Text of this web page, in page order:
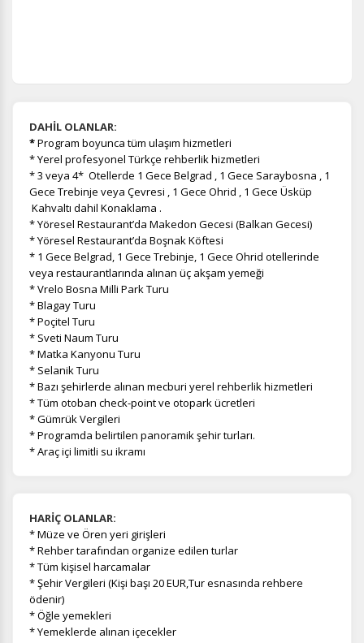
DAHİL OLANLAR:
*Program boyunca tüm ulaşım hizmetleri
* Yerel profesyonel Türkçe rehberlik hizmetleri
* 3 veya 4* Otellerde 1 Gece Belgrad , 1 Gece Saraybosna , 1
Gece Trebinje veya Çevresi , 1 Gece Ohrid , 1 Gece Üsküp
Kahvaltı dahil Konaklama .
* Yöresel Restaurant’da Makedon Gecesi (Balkan Gecesi)
* Yöresel Restaurant’da Boşnak Köftesi
* 1 Gece Belgrad, 1 Gece Trebinje, 1 Gece Ohrid otellerinde
veya restaurantlarında alınan üç akşam yemeği
* Vrelo Bosna Milli Park Turu
* Blagay Turu
* Poçitel Turu
* Sveti Naum Turu
* Matka Kanyonu Turu
* Selanik Turu
* Bazı şehirlerde alınan mecburi yerel rehberlik hizmetleri
* Tüm otoban check-point ve otopark ücretleri
* Gümrük Vergileri
* Programda belirtilen panoramik şehir turları.
* Araç içi limitli su ikramı
HARİÇ OLANLAR:
*Müze ve Ören yeri girişleri
* Rehber tarafından organize edilen turlar
* Tüm kişisel harcamalar
* Şehir Vergileri (Kişi başı 20 EUR,Tur esnasında rehbere
ödenir)
* Öğle yemekleri
* Yemeklerde alınan içecekler